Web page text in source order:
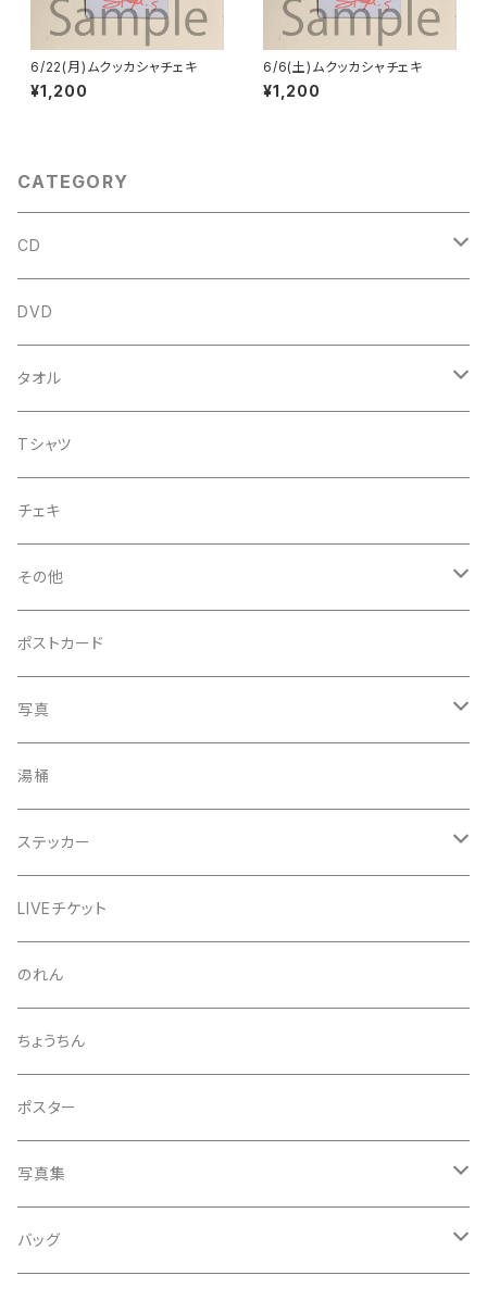
6/22(月)ムクッカシャチェキ
¥1,200
6/6(土)ムクッカシャチェキ
¥1,200
CATEGORY
CD
アルバム
企画CD
シングル
DVD
タオル
菅沼温泉タオル
菅沼エアーかおる
菅沼温泉ハンカチタオル
手ぬぐい
Tシャツ
チェキ
その他
コースター
うちわ
きんちゃく
マッチ
くつ下
お礼ボイス
アクリルスタンド
灰皿
ポストカード
写真
24節気少年
芒種風景
夏至風景
白露
秋分
生写真
プロマイド（マルベル堂）
湯桶
ステッカー
24節気少年
毅然湯
スガヌマンチョコシール
A HARD DAY'S NIGHT
with the suganuma's
LIVEチケット
のれん
ちょうちん
ポスター
写真集
５歳刻み写真集
バッグ